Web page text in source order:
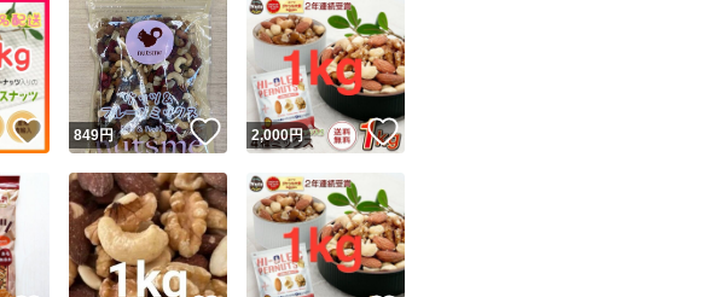
取引実績◯+ このユーザーはYahoo!フリマの取引を完了させた実績があります
他フリマ実績◯+ このユーザーは他フリマサービスでの取引実績があります
スピード&安心発送
※このバッジは実績に基づく表示であり、発送を保証しているものではありません
スピード＆安心発送
このユーザーは高頻度で24時間以内＆設定した発送日数内に発送してい
ます
コピーは1商品につき1回です
出品ページへ
キャンセル
いいね！
849円 いいね！
2,000円 いいね！